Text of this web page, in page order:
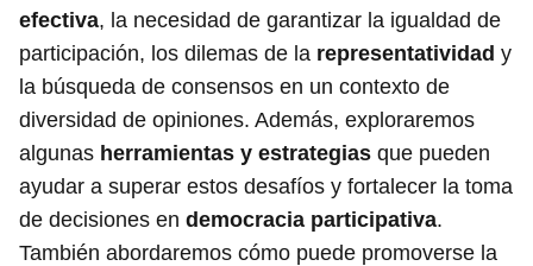
efectiva, la necesidad de garantizar la igualdad de
participación, los dilemas de la representatividad y
la búsqueda de consensos en un contexto de
diversidad de opiniones. Además, exploraremos
algunas herramientas y estrategias que pueden
ayudar a superar estos desafíos y fortalecer la toma
de decisiones en democracia participativa.
También abordaremos cómo puede promoverse la